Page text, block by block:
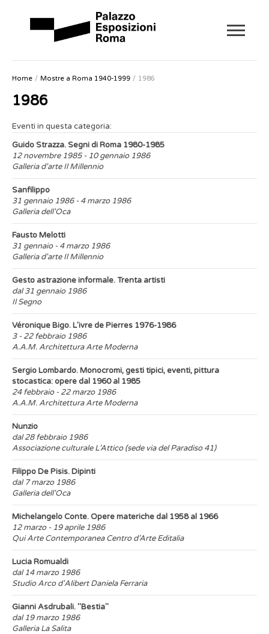
Home Mostre a Roma 1940-1999 1986
1986
Eventi in questa categoria:
Guido Strazza. Segni di Roma 1980-1985
12 novembre 1985 - 10 gennaio 1986
Galleria d'arte Il Millennio
Sanfilippo
31 gennaio 1986 - 4 marzo 1986
Galleria dell'Oca
Fausto Melotti
31 gennaio - 4 marzo 1986
Galleria d'arte Il Millennio
Gesto astrazione informale. Trenta artisti
dal 31 gennaio 1986
Il Segno
Véronique Bigo. L'ivre de Pierres 1976-1986
3 - 22 febbraio 1986
A.A.M. Architettura Arte Moderna
Sergio Lombardo. Monocromi, gesti tipici, eventi, pittura
stocastica: opere dal 1960 al 1985
24 febbraio - 22 marzo 1986
A.A.M. Architettura Arte Moderna
Nunzio
dal 28 febbraio 1986
Associazione culturale L’Attico (sede via del Paradiso 41)
Filippo De Pisis. Dipinti
dal 7 marzo 1986
Galleria dell'Oca
Michelangelo Conte. Opere materiche dal 1958 al 1966
12 marzo - 19 aprile 1986
Qui Arte Contemporanea Centro d’Arte Editalia
Lucia Romualdi
dal 14 marzo 1986
Studio Arco d'Alibert Daniela Ferraria
Gianni Asdrubali. "Bestia"
dal 19 marzo 1986
Galleria La Salita